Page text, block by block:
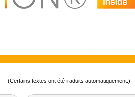
(Certains textes ont été traduits automatiquement.)